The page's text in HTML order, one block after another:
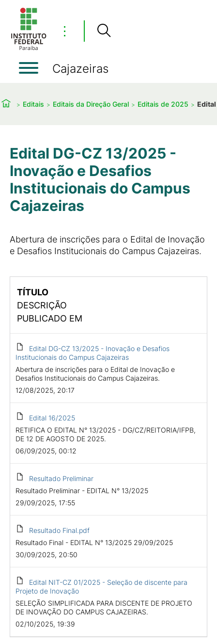
⋮
Cajazeiras
Editais Editais da Direção Geral Editais de 2025
Edital DG-CZ 13/2025 -
Inovação e Desafios
Institucionais do Campus
Cajazeiras
Abertura de inscrições para o Edital de Inovação
e Desafios Institucionais do Campus Cajazeiras.
TÍTULO
DESCRIÇÃO
PUBLICADO EM
Edital DG-CZ 13/2025 - Inovação e Desafios
Institucionais do Campus Cajazeiras
Abertura de inscrições para o Edital de Inovação e
Desafios Institucionais do Campus Cajazeiras.
12/08/2025, 20:17
Edital 16/2025
RETIFICA O EDITAL N° 13/2025 - DG/CZ/REITORIA/IFPB,
DE 12 DE AGOSTO DE 2025.
06/09/2025, 00:12
Resultado Preliminar
Resultado Preliminar - EDITAL N° 13/2025
29/09/2025, 17:55
Resultado Final.pdf
Resultado Final - EDITAL N° 13/2025 29/09/2025
30/09/2025, 20:50
Edital NIT-CZ 01/2025 - Seleção de discente para
Projeto de Inovação
SELEÇÃO SIMPLIFICADA PARA DISCENTE DE PROJETO
DE INOVAÇÃO DO CAMPUS CAJAZEIRAS.
02/10/2025, 19:39